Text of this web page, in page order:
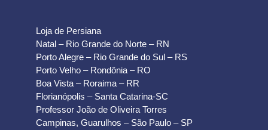
Loja de Persiana
Natal – Rio Grande do Norte – RN
Porto Alegre – Rio Grande do Sul – RS
Porto Velho – Rondônia – RO
Boa Vista – Roraima – RR
Florianópolis – Santa Catarina-SC
Professor João de Oliveira Torres
Campinas, Guarulhos – São Paulo – SP